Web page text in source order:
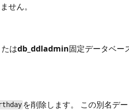
せん。
はdb_ddladmin固定データベー
を削除します。 この別名デ